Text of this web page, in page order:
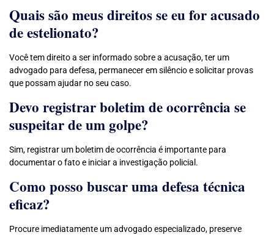
Quais são meus direitos se eu for acusado
de estelionato?
Você tem direito a ser informado sobre a acusação, ter um
advogado para defesa, permanecer em silêncio e solicitar provas
que possam ajudar no seu caso.
Devo registrar boletim de ocorrência se
suspeitar de um golpe?
Sim, registrar um boletim de ocorrência é importante para
documentar o fato e iniciar a investigação policial.
Como posso buscar uma defesa técnica
eficaz?
Procure imediatamente um advogado especializado, preserve